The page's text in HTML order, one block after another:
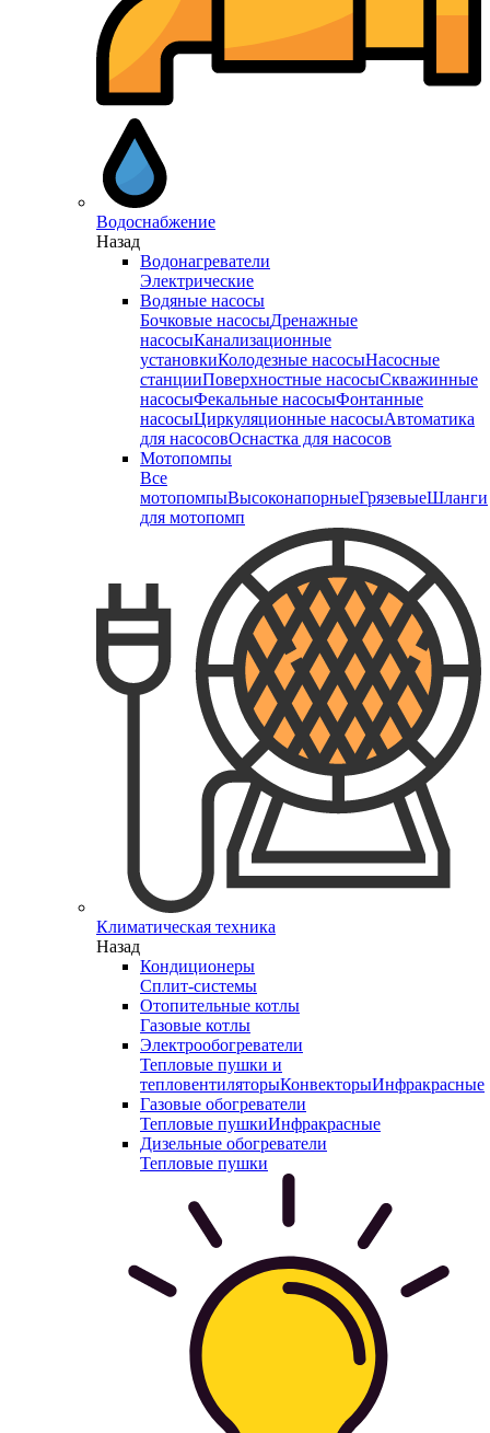
Водоснабжение
Назад
Водонагреватели
Электрические
Водяные насосы
Бочковые насосыДренажные
насосыКанализационные
установкиКолодезные насосыНасосные
станцииПоверхностные насосыСкважинные
насосыФекальные насосыФонтанные
насосыЦиркуляционные насосыАвтоматика
для насосовОснастка для насосов
Мотопомпы
Все
мотопомпыВысоконапорныеГрязевыеШланги
для мотопомп
Климатическая техника
Назад
Кондиционеры
Сплит-системы
Отопительные котлы
Газовые котлы
Электрообогреватели
Тепловые пушки и
тепловентиляторыКонвекторыИнфракрасные
Газовые обогреватели
Тепловые пушкиИнфракрасные
Дизельные обогреватели
Тепловые пушки